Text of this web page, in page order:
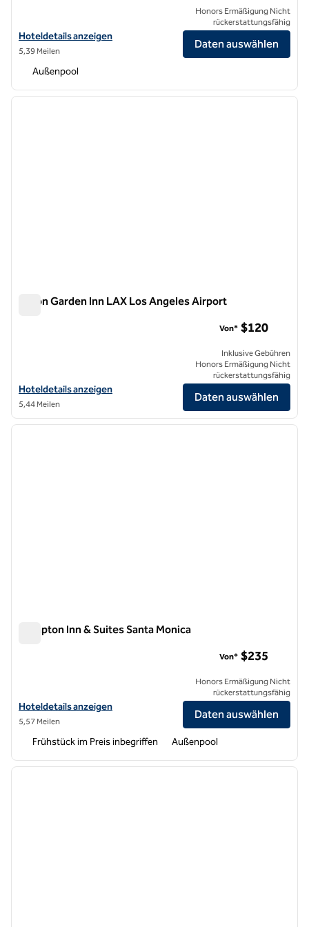
Hoteldetails für das Hilton Los Angeles Airport anzeigen
Hoteldetails anzeigen
5,39 Meilen
Honors Ermäßigung Nicht
rückerstattungsfähig
Daten auswählen
Außenpool
1 von 12
Hilton Garden Inn LAX Los Angeles Airport
Hoteldetails für Hilton Garden Inn LAX Los Angeles Airport anzeigen
Hoteldetails anzeigen
5,44 Meilen
Von* $120
Inklusive Gebühren
Honors Ermäßigung Nicht
rückerstattungsfähig
Daten auswählen
1/12
1 von 12
Hampton Inn & Suites Santa Monica
Hoteldetails für Hampton Inn & Suites Santa Monica anzeigen
Hoteldetails anzeigen
5,57 Meilen
Von* $235
Honors Ermäßigung Nicht
rückerstattungsfähig
Daten auswählen
Frühstück im Preis inbegriffen Außenpool
1 von 12